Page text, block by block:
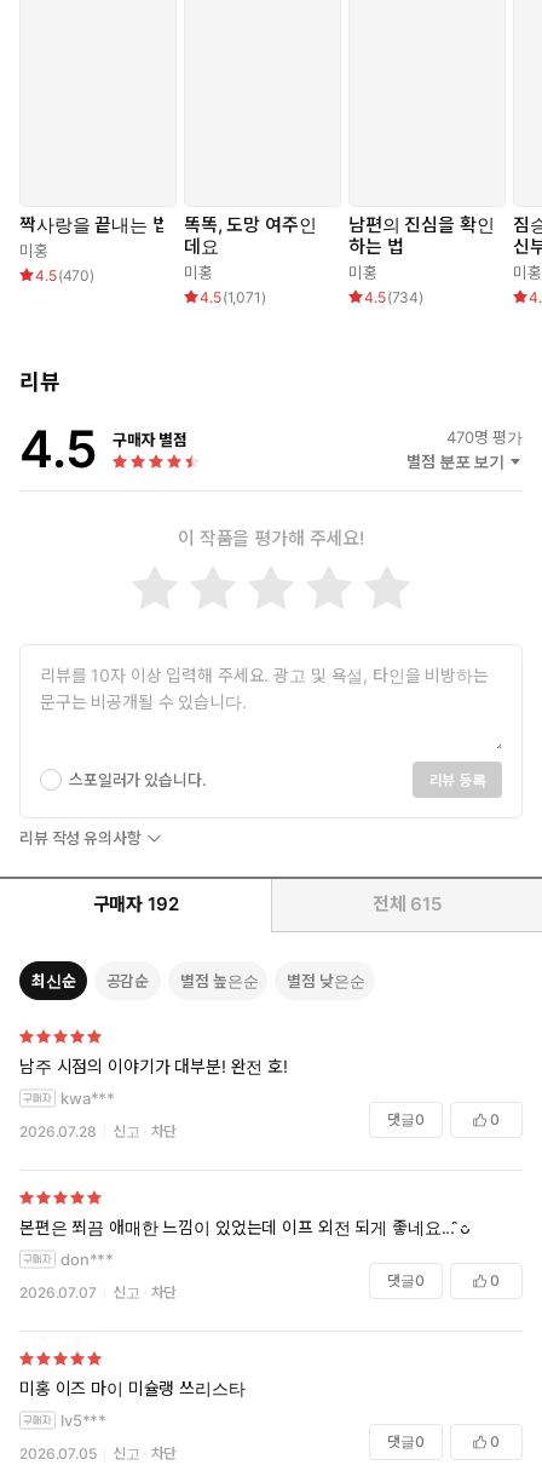
짝사랑을 끝내는 법
미홍
4.5(470)
똑똑, 도망 여주인
데요
미홍
4.5(1,071 )
남편의 진심을 확인
하는 법
미홍
4.5(734)
짐
신
미홍
리뷰
4.5 구매자 별점 470명 평가
별점 분포 보기
이 작품을 평가해 주세요!
스포일러가 있습니다. 리뷰 등록
리뷰 작성 유의사항
구매자 192 전체 615
최신순 공감순 별점 높은순 별점 낮은순
남주 시점의 이야기가 대부분! 완전 호!
kwa***
2026.07.28 신고 차단
댓글0 0
본편은 쬐끔 애매한 느낌이 있었는데 이프 외전 되게 좋네요... ̑ᴗ̑
don***
2026.07.07 신고 차단
댓글0 0
미홍 이즈 마이 미슐랭 쓰리스타
lv5***
2026.07.05 신고 차단
댓글0 0